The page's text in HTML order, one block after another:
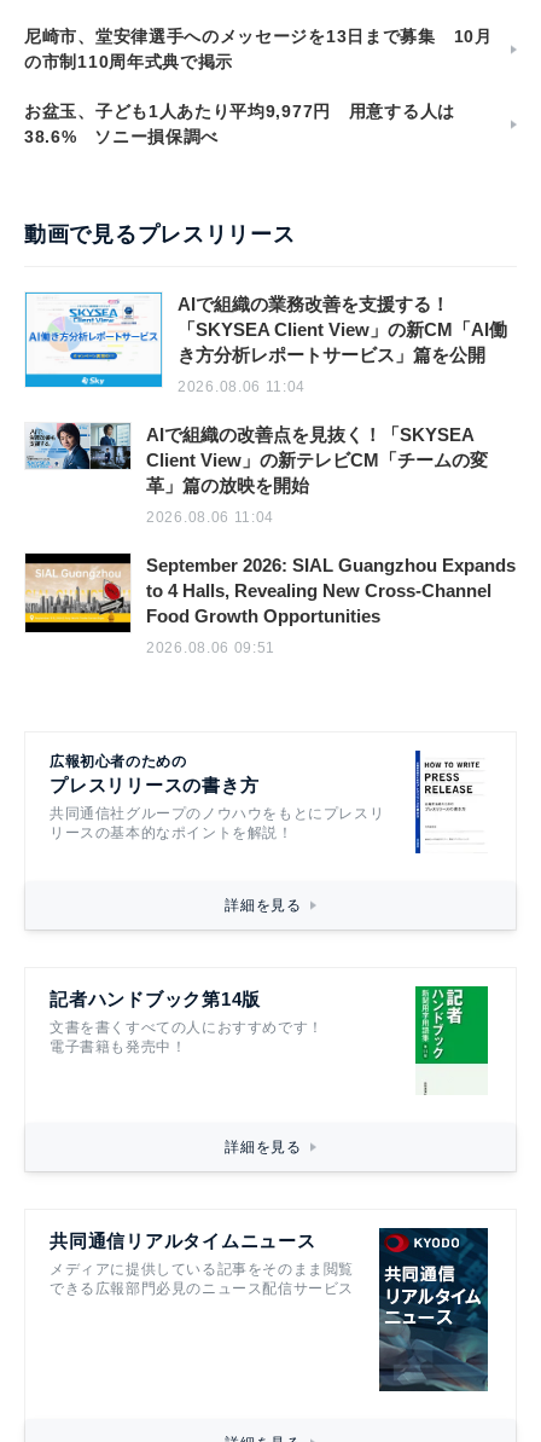
尼崎市、堂安律選手へのメッセージを13日まで募集 10月
の市制110周年式典で掲示
お盆玉、子ども1人あたり平均9,977円 用意する人は
38.6% ソニー損保調べ
動画で見るプレスリリース
AIで組織の業務改善を支援する！
「SKYSEA Client View」の新CM「AI働
き方分析レポートサービス」篇を公開
2026.08.06 11:04
AIで組織の改善点を見抜く！「SKYSEA
Client View」の新テレビCM「チームの変
革」篇の放映を開始
2026.08.06 11:04
September 2026: SIAL Guangzhou Expands
to 4 Halls, Revealing New Cross-Channel
Food Growth Opportunities
2026.08.06 09:51
広報初心者のための
プレスリリースの書き方
共同通信社グループのノウハウをもとにプレスリ
リースの基本的なポイントを解説！
詳細を見る
記者ハンドブック第14版
文書を書くすべての人におすすめです！
電子書籍も発売中！
詳細を見る
共同通信リアルタイムニュース
メディアに提供している記事をそのまま閲覧
できる広報部門必見のニュース配信サービス